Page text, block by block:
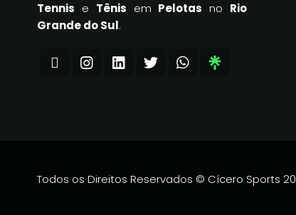
Tennis e Tênis em Pelotas no Rio
Grande do Sul.
Todos os Direitos Reservados © Cícero Sports